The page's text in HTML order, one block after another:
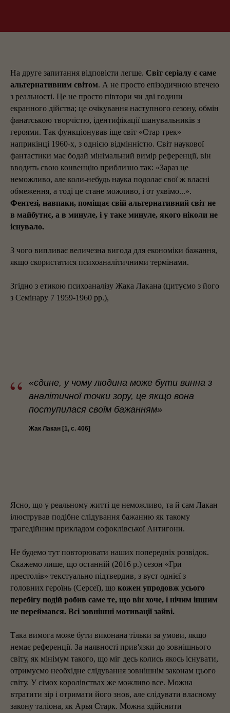
На друге запитання відповісти легше. Світ серіалу є саме
альтернативним світом. А не просто епізодичною втечею
з реальності. Це не просто півтори чи дві години
екранного дійства; це очікування наступного сезону, обмін
фанатською творчістю, ідентифікації шанувальників з
героями. Так функціонував іще світ «Стар трек»
наприкінці 1960-х, з однією відмінністю. Світ наукової
фантастики має бодай мінімальний вимір референції, він
вводить свою конвенцію приблизно так: «Зараз це
неможливо, але коли-небудь наука подолає свої ж власні
обмеження, а тоді це стане можливо, і от уявімо...».
Фентезі, навпаки, поміщає свій альтернативний світ не
в майбутнє, а в минуле, і у таке минуле, якого ніколи не
існувало.
З чого випливає величезна вигода для економіки бажання,
якщо скористатися психоаналітичними термінами.
Згідно з етикою психоаналізу Жака Лакана (цитуємо з його
з Семінару 7 1959-1960 рр.),
“
«єдине, у чому людина може бути винна з
аналітичної точки зору, це якщо вона
поступилася своїм бажанням»
Жак Лакан [1, с. 406]
Ясно, що у реальному житті це неможливо, та й сам Лакан
ілюстрував подібне слідування бажанню як такому
трагедійним прикладом софоклівської Антигони.
Не будемо тут повторювати наших попередніх розвідок.
Скажемо лише, що останній (2016 р.) сезон «Гри
престолів» текстуально підтвердив, з вуст однієї з
головних героїнь (Серсеї), що кожен упродовж усього
перебігу подій робив саме те, що він хоче, і нічим іншим
не переймався. Всі зовнішні мотивації зайві.
Така вимога може бути виконана тільки за умови, якщо
немає референції. За наявності прив'язки до зовнішнього
світу, як мінімум такого, що міг десь колись якось існувати,
отримуємо необхідне слідування зовнішнім законам цього
світу. У сімох королівствах же можливо все. Можна
втратити зір і отримати його знов, але слідувати власному
закону таліона, як Арья Старк. Можна здійснити